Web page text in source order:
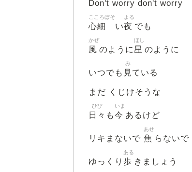
Don't worry don't worry
心細
こころぼそ
い夜
よる
でも
風
かぜ
のように星
ほし
のように
いつでも 見
み
ている
まだ くじけそうな
日々
ひび
も今
いま
あるけど
リキまないで 焦
あせ
らないで
ゆっくり 歩
ある
きましょう